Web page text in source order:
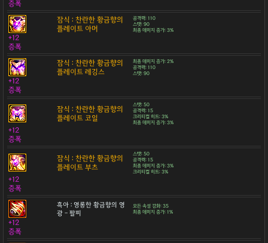
증폭
잠식 : 찬란한 황금향의
플레이트 아머
공격력: 110
스탯: 90
최종 데미지 증가: 3%
+12
증폭
잠식 : 찬란한 황금향의
플레이트 레깅스
최종 데미지 증가: 2%
공격력: 110
스탯: 90
+12
증폭
잠식 : 찬란한 황금향의
플레이트 코일
스탯: 50
공격력: 15
크리티컬 히트: 3%
최종 데미지 증가: 3%
+12
증폭
잠식 : 찬란한 황금향의
플레이트 부츠
스탯: 50
공격력: 15
최종 데미지 증가: 3%
크리티컬 히트: 3%
+12
증폭
흑아 : 영롱한 황금향의 영
광 - 팔찌
모든 속성 강화: 35
최종 데미지 증가: 1%
+12
증폭